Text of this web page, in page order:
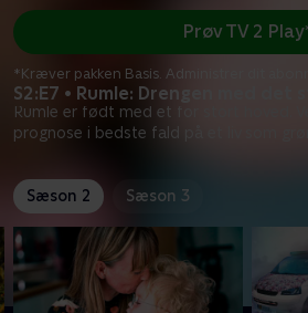
S2:E7 • Rumle: Drengen med det
Rumle er født med et for stort hoved.
prognose i bedste fald på et liv som
Prøv TV 2
*Kræver pakken Basis. Administrer dit
Sæson 2 Sæson 3